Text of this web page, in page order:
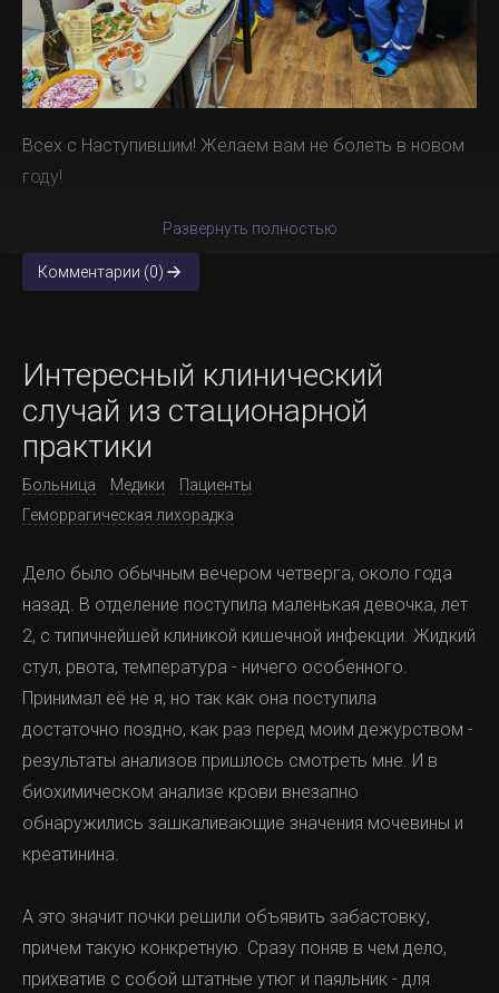
Всех с Наступившим! Желаем вам не болеть в новом
году!
Развернуть полностью
Комментарии (0)
Интересный клинический
случай из стационарной
практики
Больница Медики
Пациенты
Геморрагическая лихорадка
Дело было обычным вечером четверга, около года
назад. В отделение поступила маленькая девочка, лет
2, с типичнейшей клиникой кишечной инфекции. Жидкий
стул, рвота, температура - ничего особенного.
Принимал её не я, но так как она поступила
достаточно поздно, как раз перед моим дежурством -
результаты анализов пришлось смотреть мне. И в
биохимическом анализе крови внезапно
обнаружились зашкаливающие значения мочевины и
креатинина.
А это значит почки решили объявить забастовку,
причем такую конкретную. Сразу поняв в чем дело,
прихватив с собой штатные утюг и паяльник - для